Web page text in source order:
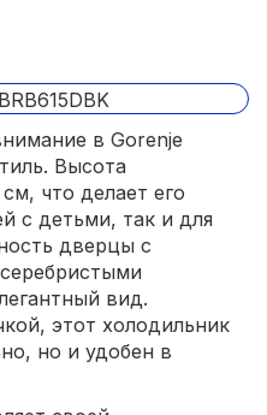
в Gorenje
Высота
что делает его
с детьми, так и для
дверцы с
вид.
этот холодильник
но и удобен в